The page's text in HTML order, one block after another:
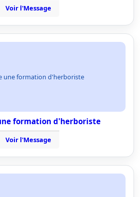
Voir l'Message
une formation d'herboriste
formation d'herboriste
Voir l'Message